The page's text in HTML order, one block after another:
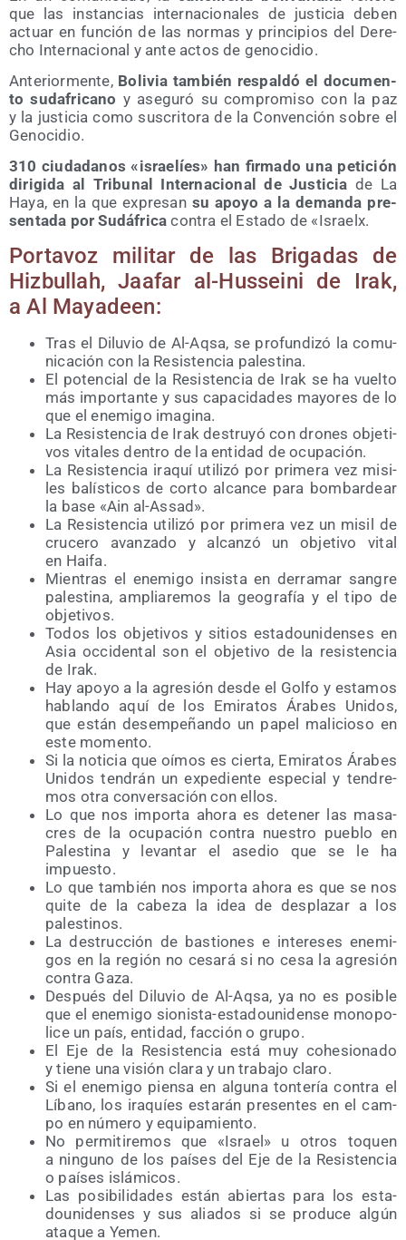
que las ins­tan­cias inter­na­cio­na­les de jus­ti­cia deben
actuar en fun­ción de las nor­mas y prin­ci­pios del Dere­
cho Inter­na­cio­nal y ante actos de genocidio.
Ante­rior­men­te, Boli­via tam­bién res­pal­dó el docu­men­
to suda­fri­cano y ase­gu­ró su com­pro­mi­so con la paz
y la jus­ti­cia como sus­cri­to­ra de la Con­ven­ción sobre el
Genocidio.
310 ciu­da­da­nos «israe­líes» han fir­ma­do una peti­ción
diri­gi­da al Tri­bu­nal Inter­na­cio­nal de Jus­ti­cia de La
Haya, en la que expre­san su apo­yo a la deman­da pre­
sen­ta­da por Sudá­fri­ca con­tra el Esta­do de «Israelx.
Por­ta­voz mili­tar de las Bri­ga­das de
Hiz­bu­llah, Jaa­far al-Hus­sei­ni de Irak,
a Al Mayadeen:
Tras el Dilu­vio de Al-Aqsa, se pro­fun­di­zó la comu­
ni­ca­ción con la Resis­ten­cia palestina.
El poten­cial de la Resis­ten­cia de Irak se ha vuel­to
más impor­tan­te y sus capa­ci­da­des mayo­res de lo
que el enemi­go imagina.
La Resis­ten­cia de Irak des­tru­yó con dro­nes obje­ti­
vos vita­les den­tro de la enti­dad de ocupación.
La Resis­ten­cia ira­quí uti­li­zó por pri­me­ra vez misi­
les balís­ti­cos de cor­to alcan­ce para bom­bar­dear
la base «Ain al-Assad».
La Resis­ten­cia uti­li­zó por pri­me­ra vez un misil de
cru­ce­ro avan­za­do y alcan­zó un obje­ti­vo vital
en Haifa.
Mien­tras el enemi­go insis­ta en derra­mar san­gre
pales­ti­na, amplia­re­mos la geo­gra­fía y el tipo de
objetivos.
Todos los obje­ti­vos y sitios esta­dou­ni­den­ses en
Asia occi­den­tal son el obje­ti­vo de la resis­ten­cia
de Irak.
Hay apo­yo a la agre­sión des­de el Gol­fo y esta­mos
hablan­do aquí de los Emi­ra­tos Ára­bes Uni­dos,
que están desem­pe­ñan­do un papel mali­cio­so en
este momento.
Si la noti­cia que oímos es cier­ta, Emi­ra­tos Ára­bes
Uni­dos ten­drán un expe­dien­te espe­cial y ten­dre­
mos otra con­ver­sa­ción con ellos.
Lo que nos impor­ta aho­ra es dete­ner las masa­
cres de la ocu­pa­ción con­tra nues­tro pue­blo en
Pales­ti­na y levan­tar el ase­dio que se le ha
impuesto.
Lo que tam­bién nos impor­ta aho­ra es que se nos
qui­te de la cabe­za la idea de des­pla­zar a los
palestinos.
La des­truc­ción de bas­tio­nes e intere­ses enemi­
gos en la región no cesa­rá si no cesa la agre­sión
con­tra Gaza.
Des­pués del Dilu­vio de Al-Aqsa, ya no es posi­ble
que el enemi­go sio­nis­ta-esta­dou­ni­den­se mono­po­
li­ce un país, enti­dad, fac­ción o grupo.
El Eje de la Resis­ten­cia está muy cohe­sio­na­do
y tie­ne una visión cla­ra y un tra­ba­jo claro.
Si el enemi­go pien­sa en algu­na ton­te­ría con­tra el
Líbano, los ira­quíes esta­rán pre­sen­tes en el cam­
po en núme­ro y equipamiento.
No per­mi­ti­re­mos que «Israel» u otros toquen
a nin­guno de los paí­ses del Eje de la Resis­ten­cia
o paí­ses islámicos.
Las posi­bi­li­da­des están abier­tas para los esta­
dou­ni­den­ses y sus alia­dos si se pro­du­ce algún
ata­que a Yemen.